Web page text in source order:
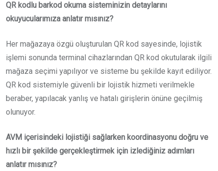
QR kodlu barkod okuma sisteminizin detaylarını
okuyucularımıza anlatır mısınız?
Her mağazaya özgü oluşturulan QR kod sayesinde, lojistik
işlemi sonunda terminal cihazlarından QR kod okutularak ilgili
mağaza seçimi yapılıyor ve sisteme bu şekilde kayıt ediliyor.
QR kod sistemiyle güvenli bir lojistik hizmeti verilmekle
beraber, yapılacak yanlış ve hatalı girişlerin önüne geçilmiş
olunuyor.
AVM içerisindeki lojistiği sağlarken koordinasyonu doğru ve
hızlı bir şekilde gerçekleştirmek için izlediğiniz adımları
anlatır mısınız?